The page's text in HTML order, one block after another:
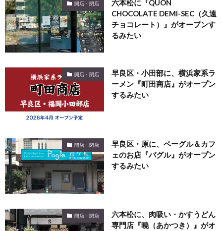
開店・閉店
六本松に『QUON
CHOCOLATE DEMI-SEC（久遠
チョコレート）』がオープンす
るみたい
開店・閉店
早良区・小田部に、横浜家系ラ
ーメン『町田商店』がオープン
するみたい
開店・閉店
早良区・原に、ベーグル＆カフ
ェのお店『パグル』がオープン
するみたい
開店・閉店
六本松に、肉吸い・かすうどん
専門店『曉（あかつき）』がオ